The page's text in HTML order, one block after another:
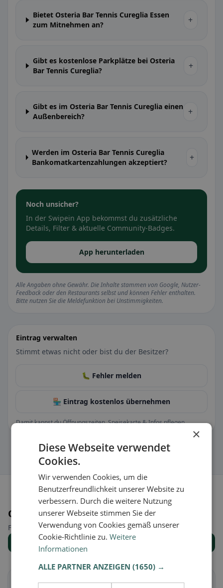
Bietet Osteria Bar Tennis Cureglia Essen
zum Mitnehmen an?
+
Gibt es kostenlose Parkplätze bei Osteria
Bar Tennis Cureglia?
+
Gibt es im Osteria Bar Tennis Cureglia einen
Außenbereich?
+
Werden im Osteria Bar Tennis Cureglia
Bankomatkartenzahlungen akzeptiert?
+
Noch unsicher?
In der Swipein App bekommst du zusätzliche
Details, Filter & aktuelle Community-Badges.
App herunterladen
Alle Angaben ohne Gewähr. Die Inhalte stammen von Google, Nutzer-
Feedback oder den Restaurants selbst und können Fehler enthalten.
Bitte nutzen Sie die Meldefunktion bei Unstimmigkeiten.
Eintrag verwalten
Stimmt etwas nicht oder bist du der Besitzer?
🐛 Fehler melden
🏪 Eintrag kostenlos übernehmen
Damit kannst du Öffnungszeiten, Speisekarte & Infos pflegen.
Orte in der Nähe
Finde den passenden Ort für deine Restaurantsuche.
Alle Orte anzeigen
Arbedo-Castione Bellinzona
×
Diese Webseite verwendet
Cookies.
Wir verwenden Cookies, um die
Benutzerfreundlichkeit unserer Website zu
verbessern. Durch die weitere Nutzung
unserer Webseite stimmen Sie der
Verwendung von Cookies gemäß unserer
Cookie-Richtlinie zu.Weitere
Informationen
ALLE PARTNER ANZEIGEN(1650) →